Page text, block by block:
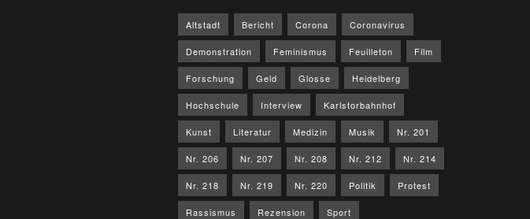
Altstadt Bericht Corona Coronavirus
Demonstration Feminismus Feuilleton Film
Forschung Geld Glosse Heidelberg
Hochschule Interview Karlstorbahnhof
Kunst Literatur Medizin Musik Nr. 201
Nr. 206 Nr. 207 Nr. 208 Nr. 212 Nr. 214
Nr. 218 Nr. 219 Nr. 220 Politik Protest
Rassismus Rezension Sport